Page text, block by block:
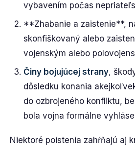
vybavením počas
**Zhabanie a zaistenie**,
skonfiškovaný alebo
vojenským alebo
Činy bojujúcej strany,
dôsledku konania
do ozbrojeného konfliktu,
bola vojna formálne
Niektoré poistenia zahŕňajú aj